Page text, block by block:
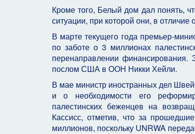
Кроме того, Белый дом дал понять,
ситуации, при которой они, в
В марте текущего года премьер-
по заботе о 3 миллионах
перенаправлении
послом США в ООН Никки Хейли.
В мае министр иностранных дел
и о необходимости его
палестинских беженцев на
Кассисс, отметив, что за
миллионов, поскольку UNRWA